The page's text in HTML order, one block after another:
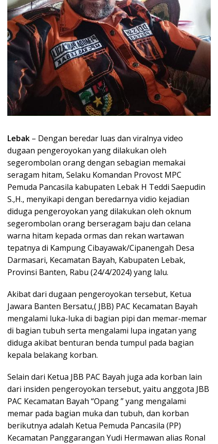
Lebak – Dengan beredar luas dan viralnya video
dugaan pengeroyokan yang dilakukan oleh
segerombolan orang dengan sebagian memakai
seragam hitam, Selaku Komandan Provost MPC
Pemuda Pancasila kabupaten Lebak H Teddi Saepudin
S.,H., menyikapi dengan beredarnya vidio kejadian
diduga pengeroyokan yang dilakukan oleh oknum
segerombolan orang berseragam baju dan celana
warna hitam kepada ormas dan rekan wartawan
tepatnya di Kampung Cibayawak/Cipanengah Desa
Darmasari, Kecamatan Bayah, Kabupaten Lebak,
Provinsi Banten, Rabu (24/4/2024) yang lalu.
Akibat dari dugaan pengeroyokan tersebut, Ketua
Jawara Banten Bersatu,( JBB) PAC Kecamatan Bayah
mengalami luka-luka di bagian pipi dan memar-memar
di bagian tubuh serta mengalami lupa ingatan yang
diduga akibat benturan benda tumpul pada bagian
kepala belakang korban.
Selain dari Ketua JBB PAC Bayah juga ada korban lain
dari insiden pengeroyokan tersebut, yaitu anggota JBB
PAC Kecamatan Bayah “Opang ” yang mengalami
memar pada bagian muka dan tubuh, dan korban
berikutnya adalah Ketua Pemuda Pancasila (PP)
Kecamatan Panggarangan Yudi Hermawan alias Ronal